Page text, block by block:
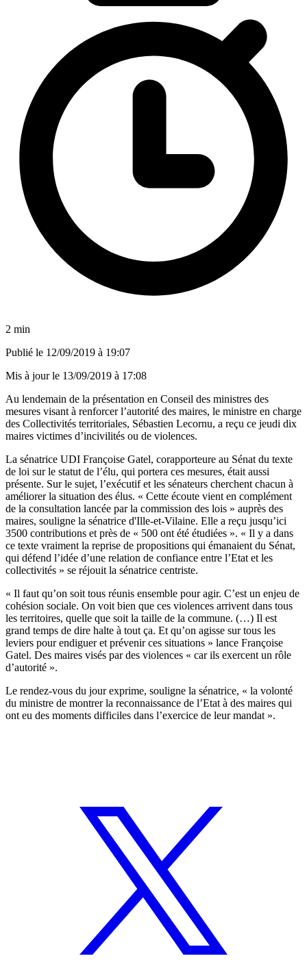
2 min
Publié le 12/09/2019 à 19:07
Mis à jour le 13/09/2019 à 17:08
Au lendemain de la présentation en Conseil des ministres des
mesures visant à renforcerl’autorité des maires, le ministre en charge
des Collectivités territoriales, Sébastien Lecornu, a reçu ce jeudi dix
maires victimes d’incivilités ou de violences.
La sénatrice UDI Françoise Gatel, corapporteure au Sénat du texte
de loi sur le statut de l’élu, qui portera ces mesures, était aussi
présente. Sur le sujet, l’exécutif et les sénateurs cherchent chacun à
améliorer la situation des élus. « Cette écoute vient en complément
de la consultation lancée par la commission des lois » auprès des
maires, souligne la sénatrice d'Ille-et-Vilaine. Elle a reçu jusqu’ici
3500 contributions et près de « 500 ont été étudiées ». « Il y a dans
ce texte vraiment la reprise de propositions qui émanaient du Sénat,
qui défend l’idée d’une relation de confiance entre l’Etat et les
collectivités » se réjouit la sénatrice centriste.
« Il faut qu’on soit tous réunis ensemble pour agir. C’est un enjeu de
cohésion sociale. On voit bien que ces violences arrivent dans tous
les territoires, quelle que soit la taille de la commune. (…) Il est
grand temps de dire halte à tout ça. Et qu’on agisse sur tous les
leviers pour endiguer et prévenir ces situations » lance Françoise
Gatel. Des maires visés par des violences « car ils exercent un rôle
d’autorité ».
Le rendez-vous du jour exprime, souligne la sénatrice, « la volonté
du ministre de montrer la reconnaissance de l’Etat à des maires qui
ont eu des moments difficiles dans l’exercice de leur mandat ».